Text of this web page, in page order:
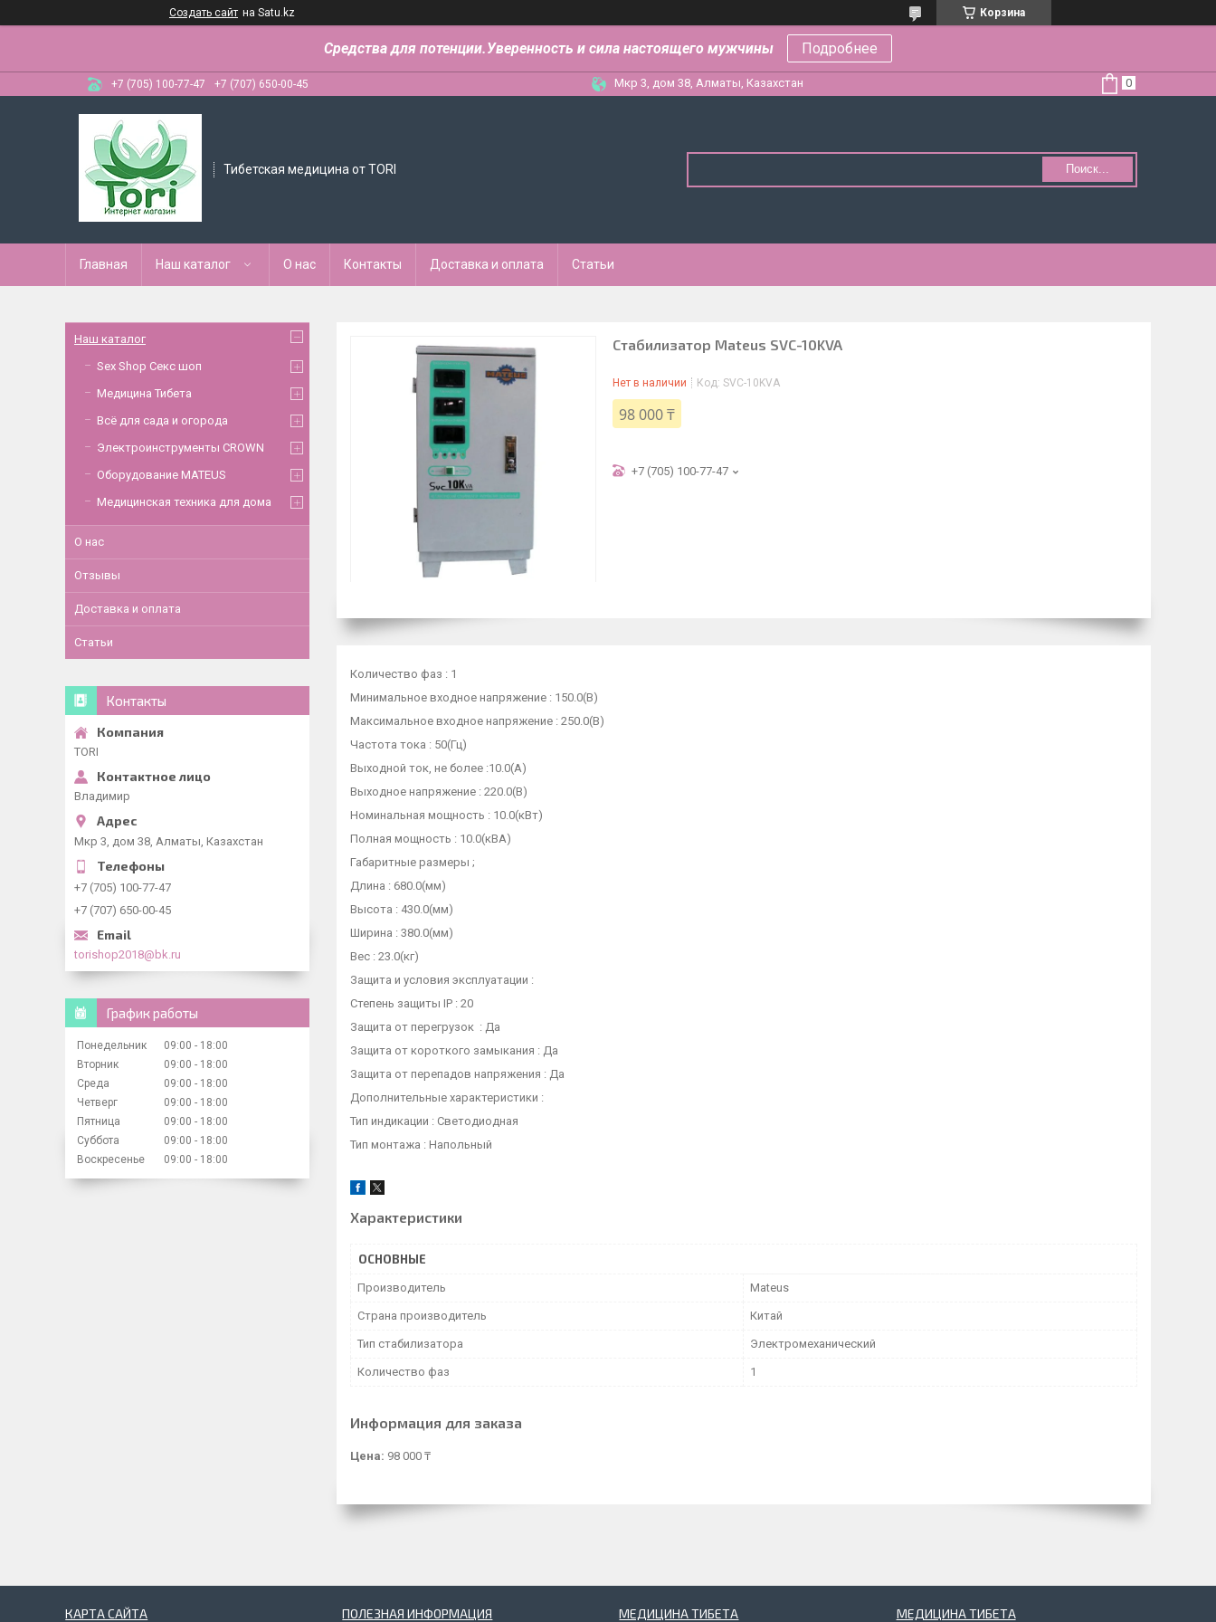
Создать сайт на Satu.kz Корзина
Средства для потенции.Уверенность и сила настоящего мужчины Подробнее
+7 (705) 100-77-47 +7 (707) 650-00-45 Мкр 3, дом 38, Алматы, Казахстан
Тибетская медицина от TORI Поиск...
Главная Наш каталог О нас Контакты Доставка и оплата Статьи
Стабилизатор Mateus SVC-10KVA
Нет в наличии Код: SVC-10KVA
98 000 ₸
+7 (705) 100-77-47
Количество фаз : 1
Минимальное входное напряжение : 150.0(В)
Максимальное входное напряжение : 250.0(В)
Частота тока : 50(Гц)
Выходной ток, не более :10.0(А)
Выходное напряжение : 220.0(В)
Номинальная мощность : 10.0(кВт)
Полная мощность : 10.0(кВА)
Габаритные размеры ;
Длина : 680.0(мм)
Высота : 430.0(мм)
Ширина : 380.0(мм)
Вес : 23.0(кг)
Защита и условия эксплуатации :
Степень защиты IP : 20
Защита от перегрузок : Да
Защита от короткого замыкания : Да
Защита от перепадов напряжения : Да
Дополнительные характеристики :
Тип индикации : Светодиодная
Тип монтажа : Напольный
Характеристики
ОСНОВНЫЕ
Производитель Mateus
Страна производитель Китай
Тип стабилизатора Электромеханический
Количество фаз 1
Информация для заказа
Цена: 98 000 ₸
Наш каталог
Sex Shop Секс шоп
Медицина Тибета
Всё для сада и огорода
Электроинструменты CROWN
Оборудование MATEUS
Медицинская техника для дома
О нас
Отзывы
Доставка и оплата
Статьи
Контакты
TORI
Владимир
Мкр 3, дом 38, Алматы, Казахстан
+7 (705) 100-77-47
+7 (707) 650-00-45
torishop2018@bk.ru
График работы
Понедельник 09:00
18:00
Вторник
09:00
18:00
Среда
09:00
18:00
Четверг
09:00
18:00
Пятница
09:00
18:00
Суббота
09:00
18:00
Воскресенье
09:00 18:00
КАРТА САЙТА ПОЛЕЗНАЯ ИНФОРМАЦИЯ МЕДИЦИНА ТИБЕТА МЕДИЦИНА ТИБЕТА